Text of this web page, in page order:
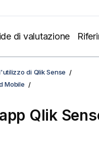
di valutazione
di Qlik Sense
Mobile
Qlik